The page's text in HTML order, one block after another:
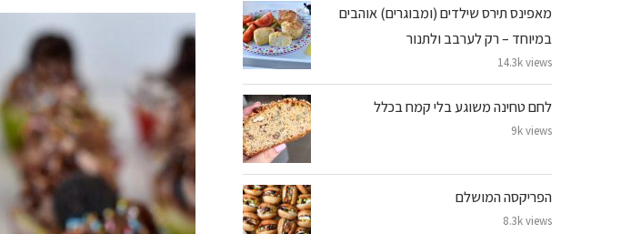
מאפינס תירס שילדים (ומבוגרים) אוהבים
במיוחד – רק לערבב ולתנור
14.3k views
לחם טחינה משוגע בלי קמח בכלל
9k views
הפריקסה המושלם
8.3k views